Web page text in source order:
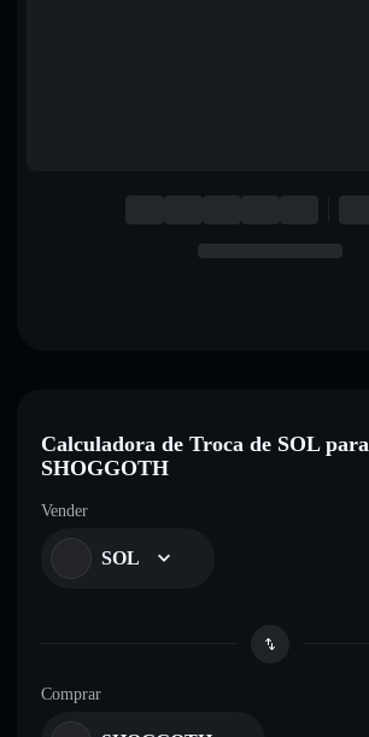
Calculadora de Troca de SOL para
SHOGGOTH
Vender
SOL
Comprar